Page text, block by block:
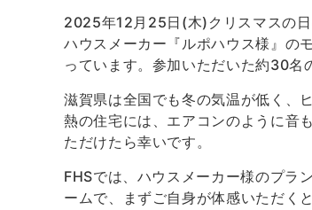
2025年12月25日(木)クリスマスの
ハウスメーカー『ルポハウス様』の
っています。参加いただいた約30名
滋賀県は全国でも冬の気温が低く、
熱の住宅には、エアコンのように音
ただけたら幸いです。
FHSでは、ハウスメーカー様のプラ
ームで、まずご自身が体感いただく